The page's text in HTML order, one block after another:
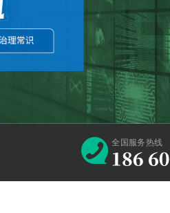
高氨氮污水处理 高氨氮污水处理
全国服务热线